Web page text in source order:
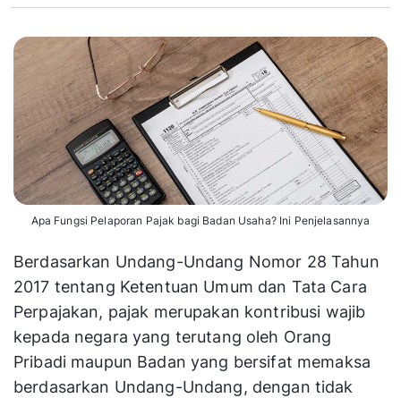
Apa Fungsi Pelaporan Pajak bagi Badan Usaha? Ini Penjelasannya
Berdasarkan Undang-Undang Nomor 28 Tahun
2017 tentang Ketentuan Umum dan Tata Cara
Perpajakan, pajak merupakan kontribusi wajib
kepada negara yang terutang oleh Orang
Pribadi maupun Badan yang bersifat memaksa
berdasarkan Undang-Undang, dengan tidak